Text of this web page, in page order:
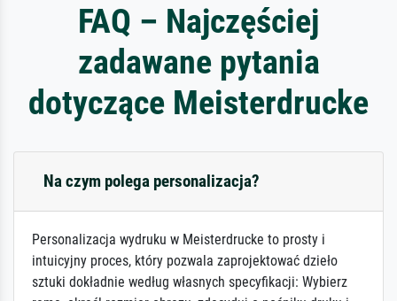
FAQ – Najczęściej
zadawane pytania
dotyczące Meisterdrucke
Na czym polega personalizacja?
Personalizacja wydruku w Meisterdrucke to prosty i
intuicyjny proces, który pozwala zaprojektować dzieło
sztuki dokładnie według własnych specyfikacji: Wybierz